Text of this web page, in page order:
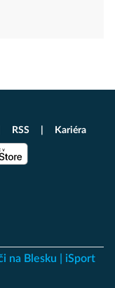
na Blesku
iSport
RSS Kariéra